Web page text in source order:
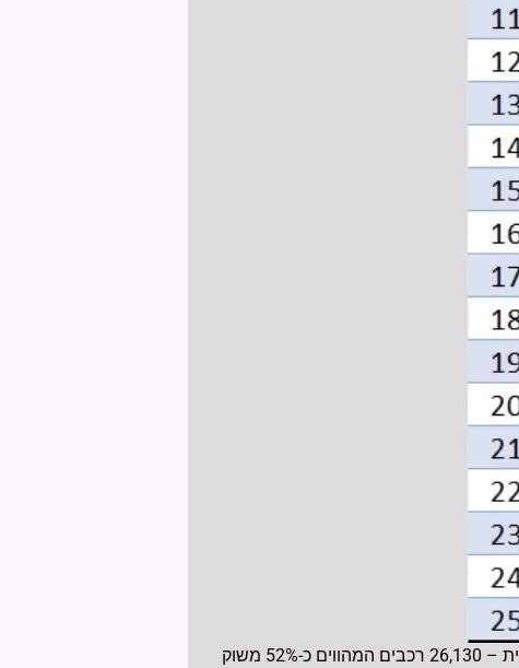
18.6% מכלל מכירות הרכב החדש היו רכבים היברידיים, כמעט 50,000, ומתוכם נמכרו ע"י טויוטה מעל מחצית – 26,130 רכבים המהווים כ-52% משוק